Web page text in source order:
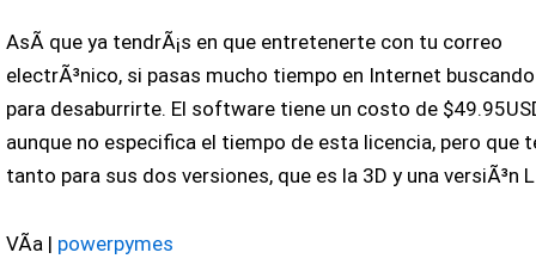
AsÃ­ que ya tendrÃ¡s en que entretenerte con tu correo
electrÃ³nico, si pasas mucho tiempo en Internet
para desaburrirte. El software tiene un costo de
aunque no especifica el tiempo de esta licencia, pero que
tanto para sus dos versiones, que es la 3D y una versiÃ³n
VÃ­a | powerpymes